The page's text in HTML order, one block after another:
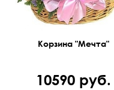
Корзина "Мечта"
10590 руб.